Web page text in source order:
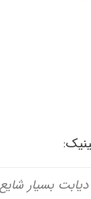
:
بسیار